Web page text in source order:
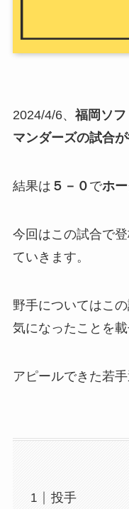
2024/4/6、 福岡ソ
マンダーズの試合
結果は ５－０ でホ
今回はこの試合で
ていきます。
野手についてはこ
気になったことを載
アピールできた若
投手